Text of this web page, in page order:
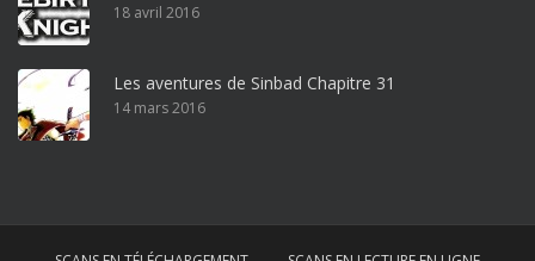
3
r
18 avril 2016
Les aventures de Sinbad Chapitre 31
14 mars 2016